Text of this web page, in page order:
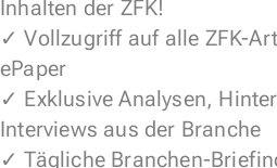
Inhalten der ZFK!
✓ Vollzugriff auf alle ZFK-
ePaper
✓ Exklusive Analysen,
Interviews aus der Branche
✓ Tägliche Branchen-